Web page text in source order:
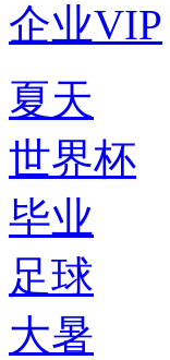
企业VIP
夏天
世界杯
毕业
足球
大暑